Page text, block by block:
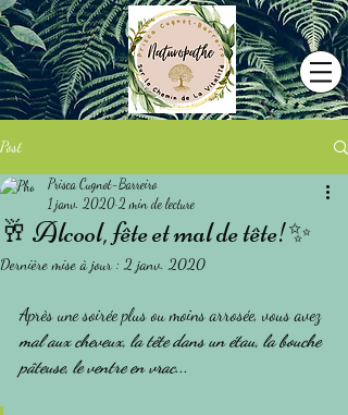
Post
🥂 Alcool, fête et mal de tête!✨
Prisca Cugnot-Barreiro
1 janv. 2020 2 min de lecture
Dernière mise à jour : 2 janv. 2020
Après une soirée plus ou moins arrosée, vous avez
mal aux cheveux, la tête dans un étau, la bouche
pâteuse, le ventre en vrac...